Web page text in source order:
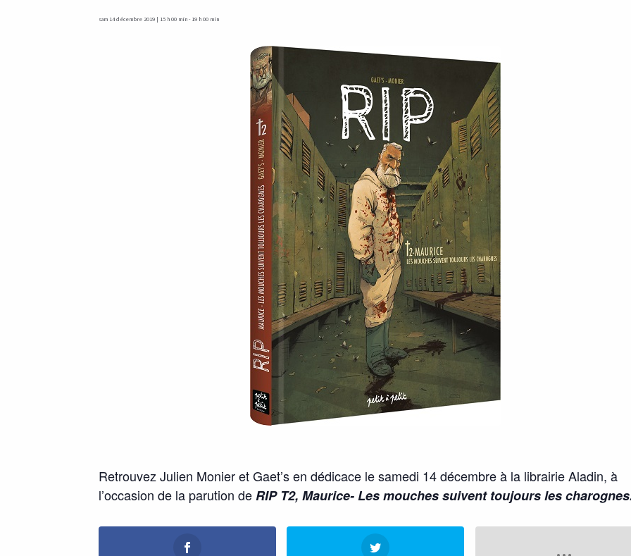
sam 14 décembre 2019 | 15 h 00 min - 19 h 00 min
Retrouvez Julien Monier et Gaet’s en dédicace le samedi 14 décembre à la librairie Aladin, à
l’occasion de la parution deRIP T2, Maurice- Les mouches suivent toujours les